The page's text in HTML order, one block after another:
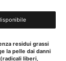
residui grassi
la pelle dai danni
liberi,